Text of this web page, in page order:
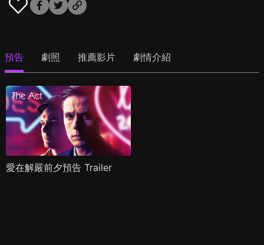
預告 劇照 推薦影片 劇情介紹
愛在解嚴前夕預告 Trailer